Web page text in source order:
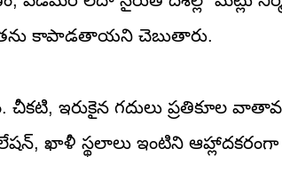
కాపాడతాయని చెబుతారు.
ఇరుకైన గదులు ప్రతికూల
ఖాళీ స్థలాలు ఇంటిని